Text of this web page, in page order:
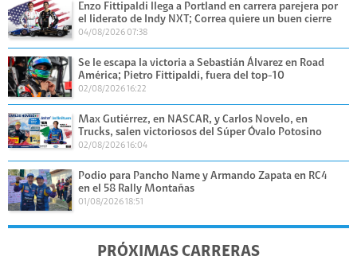
Enzo Fittipaldi llega a Portland en carrera parejera por
el liderato de Indy NXT; Correa quiere un buen cierre
04/08/2026 07:38
Se le escapa la victoria a Sebastián Álvarez en Road
América; Pietro Fittipaldi, fuera del top-10
02/08/2026 16:22
Max Gutiérrez, en NASCAR, y Carlos Novelo, en
Trucks, salen victoriosos del Súper Óvalo Potosino
02/08/2026 16:04
Podio para Pancho Name y Armando Zapata en RC4
en el 58 Rally Montañas
01/08/2026 18:51
PRÓXIMAS CARRERAS